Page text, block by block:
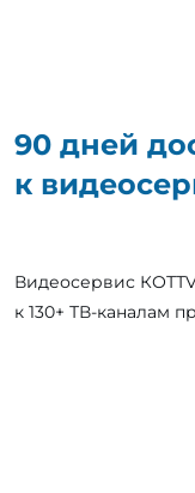
90 дней
к
Видеосервис
к 130+ ТВ-каналам